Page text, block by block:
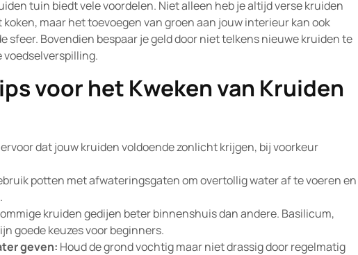
tuin biedt vele voordelen. Niet alleen heb je altijd verse kruiden
maar het toevoegen van groen aan jouw interieur kan ook
sfeer. Bovendien bespaar je geld door niet telkens nieuwe kruiden te
voedselverspilling.
voor het Kweken van Kruiden
dat jouw kruiden voldoende zonlicht krijgen, bij voorkeur
potten met afwateringsgaten om overtollig water af te voeren en
kruiden gedijen beter binnenshuis dan andere. Basilicum,
goede keuzes voor beginners.
geven: Houd de grond vochtig maar niet drassig door regelmatig